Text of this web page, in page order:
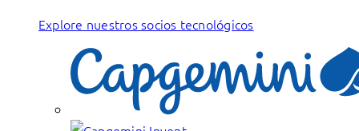
Explore nuestros socios tecnológicos